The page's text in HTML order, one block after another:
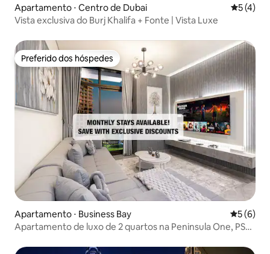
Apartamento ⋅ Centro de Dubai 5 de
5 (4)
Vista exclusiva do Burj Khalifa + Fonte | Vista Luxe
Preferido dos hóspedes
Preferido dos hóspedes
Apartamento ⋅ Business Bay 5 de
5 (6)
Apartamento de luxo de 2 quartos na Peninsula One, PS5,